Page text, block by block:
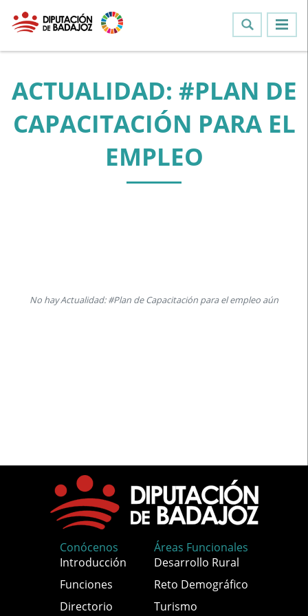
ACTUALIDAD: #PLAN DE
CAPACITACIÓN PARA EL
EMPLEO
No hay Actualidad: #Plan de Capacitación para el empleo aún
Conócenos
Introducción
Funciones
Directorio
Áreas Funcionales
Desarrollo Rural
Reto Demográfico
Turismo